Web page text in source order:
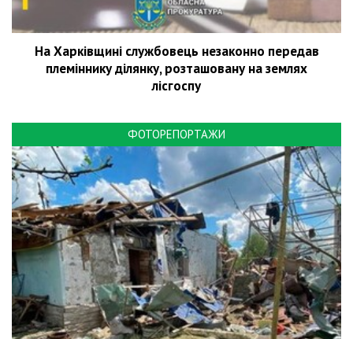
На Харківщині службовець незаконно передав
племіннику ділянку, розташовану на землях
лісгоспу
ФОТОРЕПОРТАЖИ